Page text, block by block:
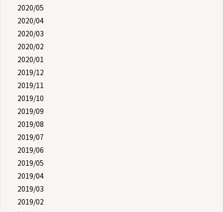
2020/05
2020/04
2020/03
2020/02
2020/01
2019/12
2019/11
2019/10
2019/09
2019/08
2019/07
2019/06
2019/05
2019/04
2019/03
2019/02